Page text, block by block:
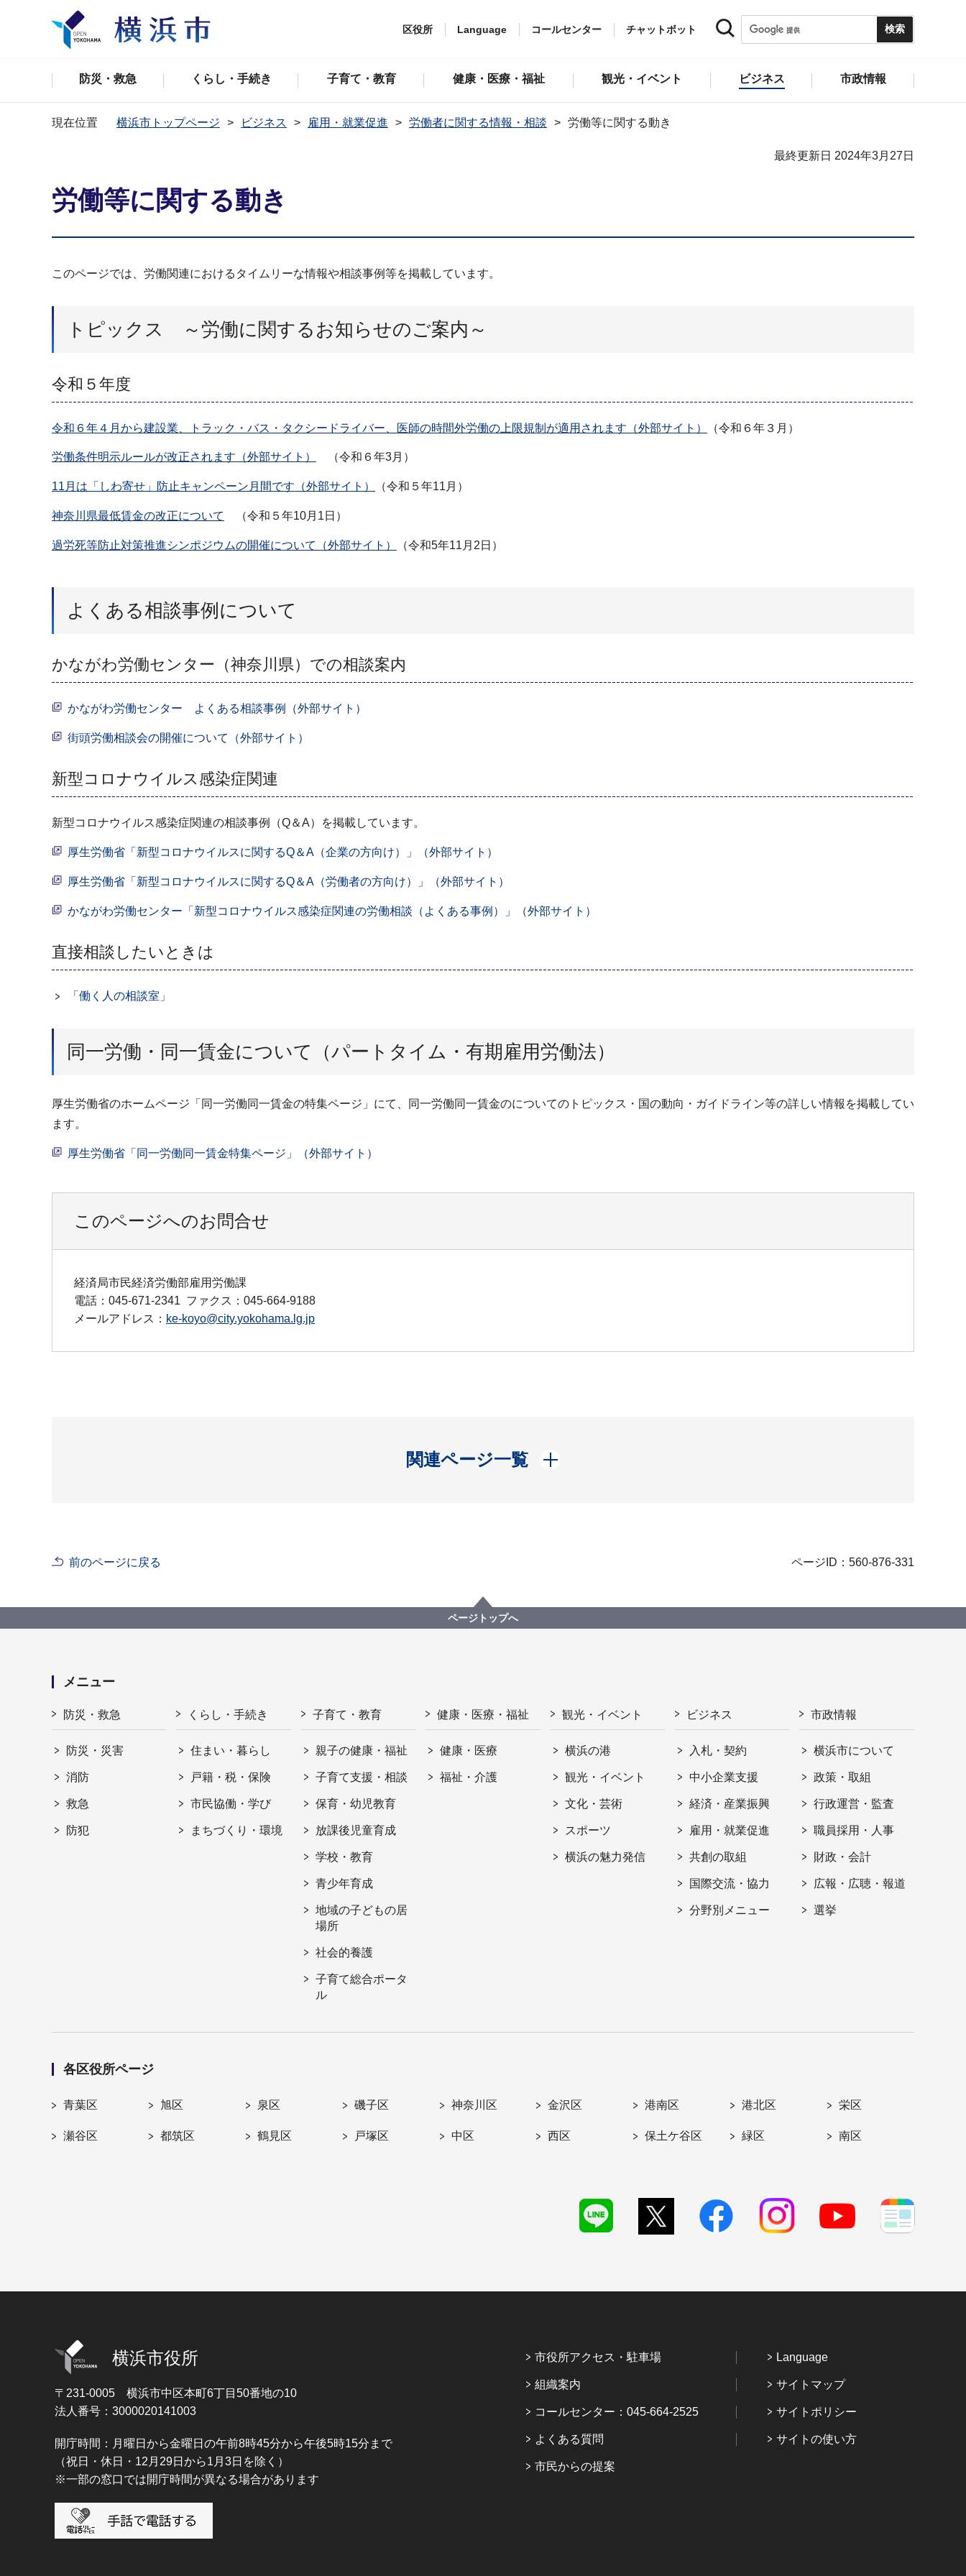
区役所 Language コールセンター チャットボット
防災・救急 くらし・手続き 子育て・教育 健康・医療・福祉 観光・イベント ビジネス 市政情報
現在位置 横浜市トップページ ビジネス 雇用・就業促進 労働者に関する情報・相談 労働等に関する動き
最終更新日 2024年3月27日
労働等に関する動き
このページでは、労働関連におけるタイムリーな情報や相談事例等を掲載しています。
トピックス ～労働に関するお知らせのご案内～
令和５年度
令和６年４月から建設業、トラック・バス・タクシードライバー、医師の時間外労働の上限規制が適用されます（外部サイト） （令和６年３月）
労働条件明示ルールが改正されます（外部サイト） （令和６年3月）
11月は「しわ寄せ」防止キャンペーン月間です（外部サイト） （令和５年11月）
神奈川県最低賃金の改正について （令和５年10月1日）
過労死等防止対策推進シンポジウムの開催について（外部サイト） （令和5年11月2日）
よくある相談事例について
かながわ労働センター（神奈川県）での相談案内
かながわ労働センター よくある相談事例（外部サイト）
街頭労働相談会の開催について（外部サイト）
新型コロナウイルス感染症関連
新型コロナウイルス感染症関連の相談事例（Q＆A）を掲載しています。
厚生労働省「新型コロナウイルスに関するQ＆A（企業の方向け）」（外部サイト）
厚生労働省「新型コロナウイルスに関するQ＆A（労働者の方向け）」（外部サイト）
かながわ労働センター「新型コロナウイルス感染症関連の労働相談（よくある事例）」（外部サイト）
直接相談したいときは
「働く人の相談室」
同一労働・同一賃金について（パートタイム・有期雇用労働法）
厚生労働省のホームページ「同一労働同一賃金の特集ページ」にて、同一労働同一賃金のについてのトピックス・国の動向・ガイドライン等の詳しい情報を掲載してい
ます。
厚生労働省「同一労働同一賃金特集ページ」（外部サイト）
このページへのお問合せ
経済局市民経済労働部雇用労働課
電話：045-671-2341 ファクス：045-664-9188
メールアドレス： ke-koyo@city.yokohama.lg.jp
関連ページ一覧
開く
前のページに戻る ページID：560-876-331
ページトップへ
メニュー
防災・救急
防災・災害
消防
救急
防犯
くらし・手続き
住まい・暮らし
戸籍・税・保険
市民協働・学び
まちづくり・環境
子育て・教育
親子の健康・福祉
子育て支援・相談
保育・幼児教育
放課後児童育成
学校・教育
青少年育成
地域の子どもの居
場所
社会的養護
子育て総合ポータ
ル
健康・医療・福祉
健康・医療
福祉・介護
観光・イベント
横浜の港
観光・イベント
文化・芸術
スポーツ
横浜の魅力発信
ビジネス
入札・契約
中小企業支援
経済・産業振興
雇用・就業促進
共創の取組
国際交流・協力
分野別メニュー
市政情報
横浜市について
政策・取組
行政運営・監査
職員採用・人事
財政・会計
広報・広聴・報道
選挙
各区役所ページ
青葉区 旭区 泉区 磯子区 神奈川区 金沢区 港南区 港北区 栄区
瀬谷区 都筑区 鶴見区 戸塚区 中区 西区 保土ケ谷区 緑区 南区
横浜市役所
〒231-0005 横浜市中区本町6丁目50番地の10
法人番号：3000020141003
開庁時間：月曜日から金曜日の午前8時45分から午後5時15分まで
（祝日・休日・12月29日から1月3日を除く）
※一部の窓口では開庁時間が異なる場合があります
市役所アクセス・駐車場
組織案内
コールセンター：045-664-2525
よくある質問
市民からの提案
Language
サイトマップ
サイトポリシー
サイトの使い方